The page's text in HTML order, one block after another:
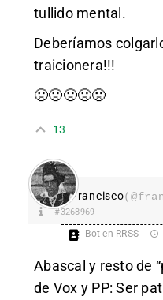
tullido mental.
Deberíamos
traicionera!!!
🤢🤢🤢🤢🤢
13
Francisco
#3268969
Bot en RRSS
Abascal y resto de
de Vox y PP: Ser